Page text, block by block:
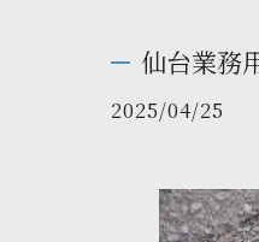
仙台業務
2025/04/25